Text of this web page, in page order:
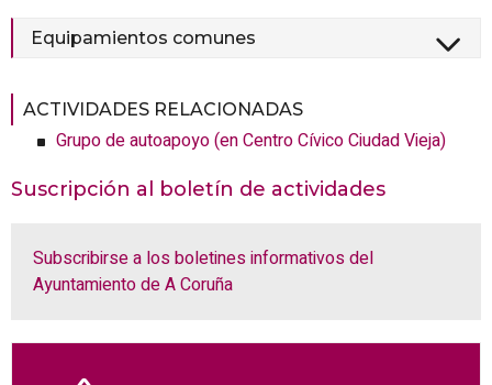
Equipamientos comunes
ACTIVIDADES RELACIONADAS
Grupo de autoapoyo(en Centro Cívico Ciudad Vieja)
Suscripción al boletín de actividades
Subscribirse a los boletines informativos del
Ayuntamiento de A Coruña